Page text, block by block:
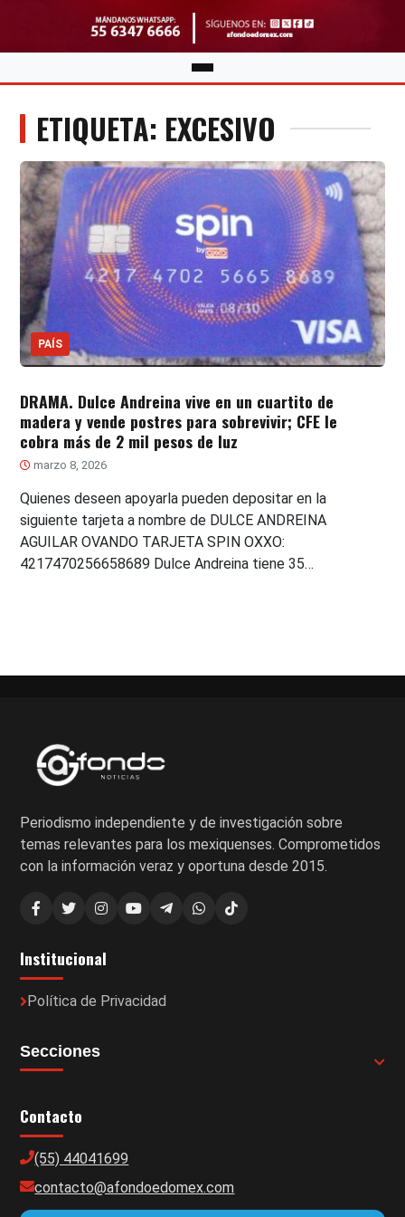
ETIQUETA: EXCESIVO
PAÍS
DRAMA. Dulce Andreina vive en un cuartito de
madera y vende postres para sobrevivir; CFE le
cobra más de 2 mil pesos de luz
marzo 8, 2026
Quienes deseen apoyarla pueden depositar en la
siguiente tarjeta a nombre de DULCE ANDREINA
AGUILAR OVANDO TARJETA SPIN OXXO:
4217470256658689 Dulce Andreina tiene 35…
Periodismo independiente y de investigación sobre
temas relevantes para los mexiquenses. Comprometidos
con la información veraz y oportuna desde 2015.
Institucional
Política de Privacidad
Secciones
Contacto
(55) 44041699
contacto@afondoedomex.com